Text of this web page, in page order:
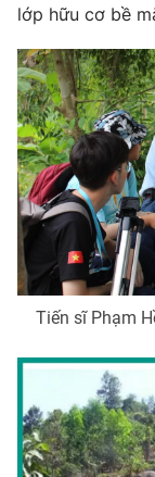
Photo
Video
VTV Money
VTV Sức khoẻ
Thị trường 24h
VTV9
Liên hệ tòa
lớp hữu cơ bề
Tiến sĩ Phạm